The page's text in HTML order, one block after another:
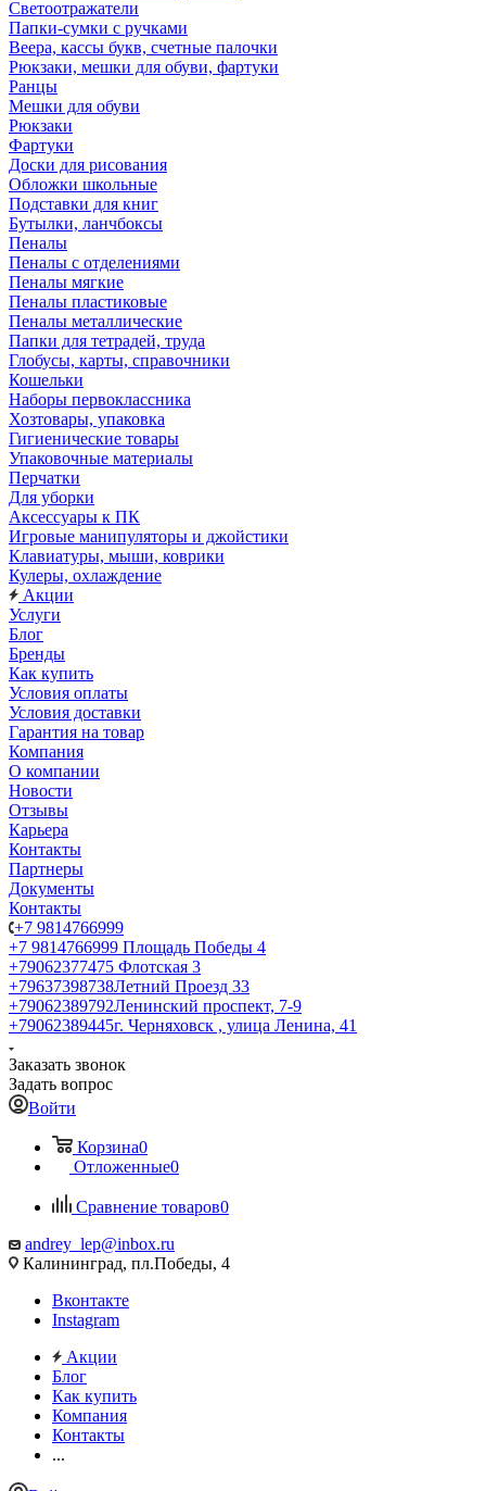
Светоотражатели
Папки-сумки с ручками
Веера, кассы букв, счетные палочки
Рюкзаки, мешки для обуви, фартуки
Ранцы
Мешки для обуви
Рюкзаки
Фартуки
Доски для рисования
Обложки школьные
Подставки для книг
Бутылки, ланчбоксы
Пеналы
Пеналы с отделениями
Пеналы мягкие
Пеналы пластиковые
Пеналы металлические
Папки для тетрадей, труда
Глобусы, карты, справочники
Кошельки
Наборы первоклассника
Хозтовары, упаковка
Гигиенические товары
Упаковочные материалы
Перчатки
Для уборки
Аксессуары к ПК
Игровые манипуляторы и джойстики
Клавиатуры, мыши, коврики
Кулеры, охлаждение
Акции
Услуги
Блог
Бренды
Как купить
Условия оплаты
Условия доставки
Гарантия на товар
Компания
О компании
Новости
Отзывы
Карьера
Контакты
Партнеры
Документы
Контакты
+7 9814766999
+7 9814766999 Площадь Победы 4
+79062377475 Флотская 3
+79637398738Летний Проезд 33
+79062389792Ленинский проспект, 7-9
+79062389445г. Черняховск , улица Ленина, 41
Заказать звонок
Задать вопрос
Войти
Корзина0
Отложенные0
Сравнение товаров0
andrey_lep@inbox.ru
Калининград, пл.Победы, 4
Вконтакте
Instagram
Акции
Блог
Как купить
Компания
Контакты
...